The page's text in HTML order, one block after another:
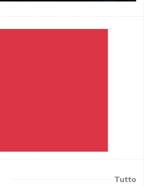
Tutto